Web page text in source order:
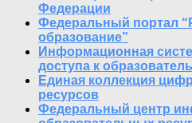
Федерации
Федеральный портал
образование”
Информационная
доступа к
Единая коллекция
ресурсов
Федеральный центр